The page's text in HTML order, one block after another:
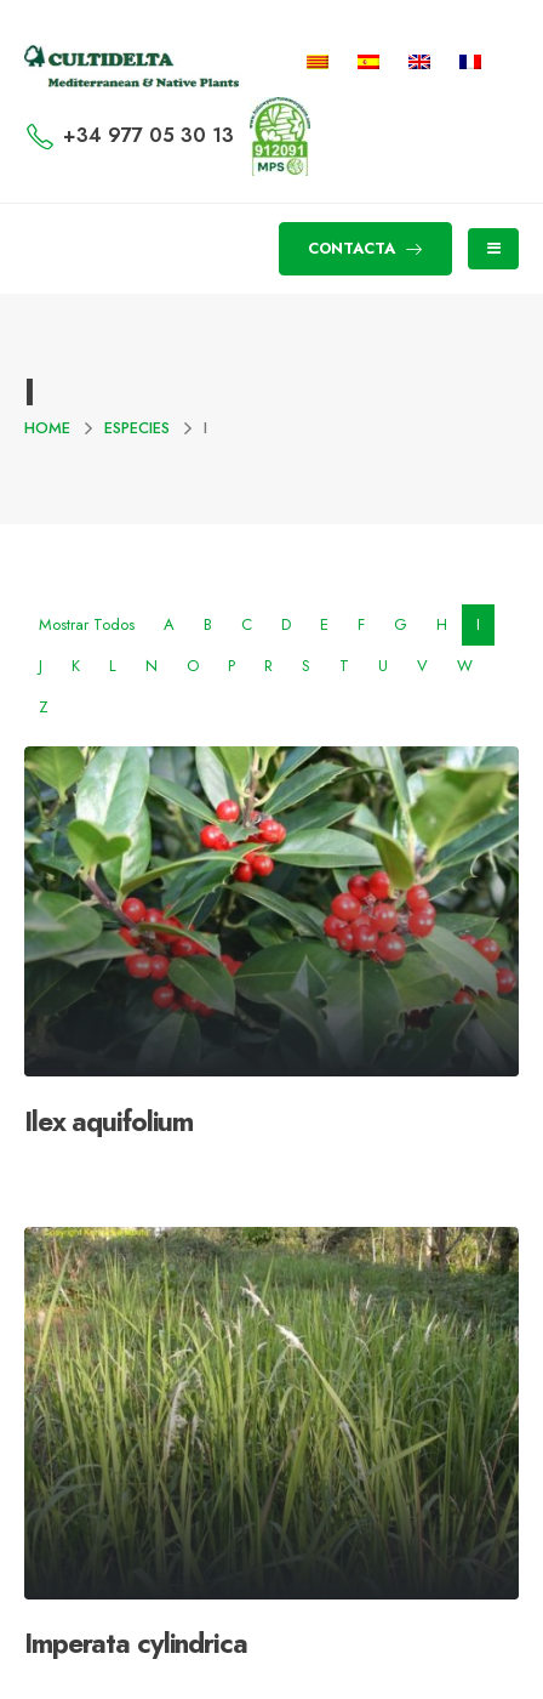
+34 977 05 30 13
CONTACTA
I
HOME ESPECIES I
Mostrar Todos A B C D E F G H
I
J
K L N O P R S T U V
W
Z
Ilex aquifolium
Imperata cylindrica